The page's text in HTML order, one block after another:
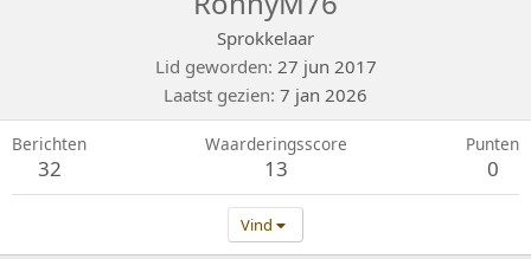
Sprokkelaar
Lid geworden 27 jun 2017
Laatst gezien 7 jan 2026
Berichten
32
Waarderingsscore
13
Punten
0
Vind